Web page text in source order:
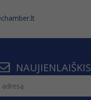
NAUJIENLAIŠKIS